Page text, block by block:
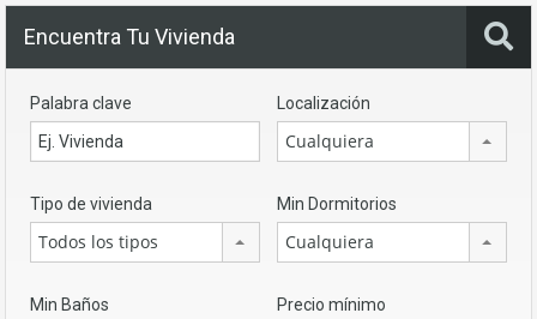
Encuentra Tu Vivienda
Palabra clave Localización
Cualquiera
Tipo de vivienda
Todos los tipos
Min Dormitorios
Cualquiera
Min Baños Precio mínimo